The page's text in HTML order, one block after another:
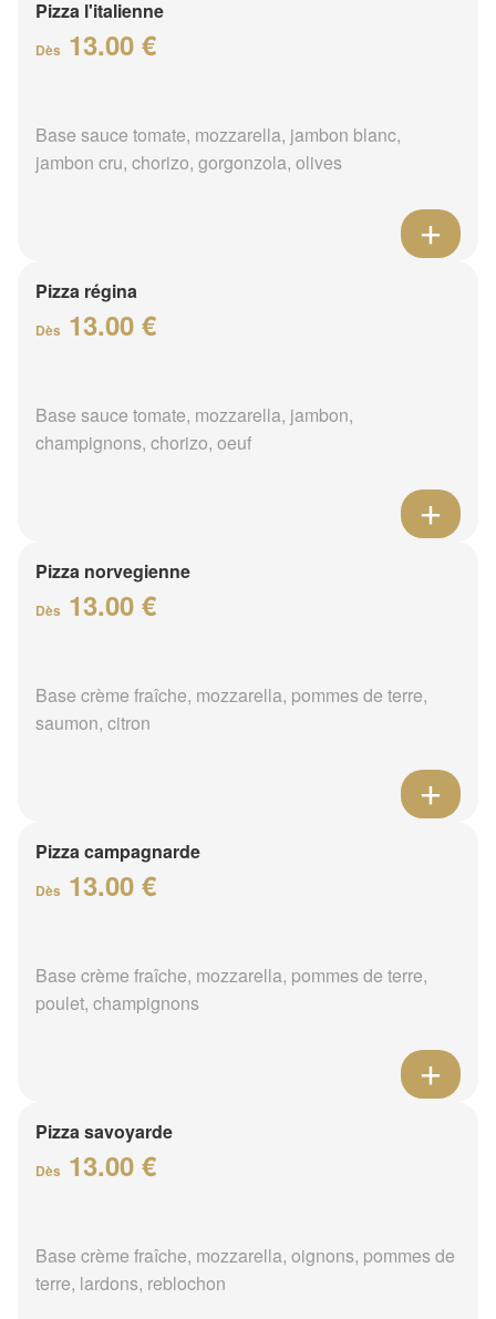
Pizza l'italienne
Dès 13.00 €
Base sauce tomate, mozzarella, jambon blanc,
jambon cru, chorizo, gorgonzola, olives
Pizza régina
Dès 13.00 €
Base sauce tomate, mozzarella, jambon,
champignons, chorizo, oeuf
Pizza norvegienne
Dès 13.00 €
Base crème fraîche, mozzarella, pommes de terre,
saumon, citron
Pizza campagnarde
Dès 13.00 €
Base crème fraîche, mozzarella, pommes de terre,
poulet, champignons
Pizza savoyarde
Dès 13.00 €
Base crème fraîche, mozzarella, oignons, pommes de
terre, lardons, reblochon